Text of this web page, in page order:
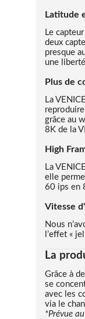
Latitude
Le
deux
presque
une
Plus de
La
grâce au
8K de la
High
La
elle
60 ips en
Vitesse
Nous
l’effet «
La
Grâce à
se
avec les
via le
*Prévue